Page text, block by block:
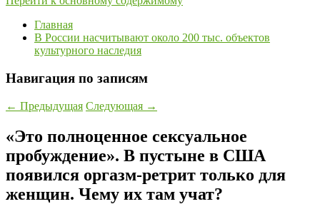
Главная
В России насчитывают около 200 тыс. объектов
культурного наследия
Навигация по записям
← Предыдущая Следующая →
«Это полноценное сексуальное
пробуждение». В пустыне в США
появился оргазм-ретрит только для
женщин. Чему их там учат?